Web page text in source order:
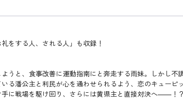
をする人、される人」も収録！
うと、食事改善に運動指南にと奔走する雨妹。しかし
る潘公主と利民が心を通わせられるよう、恋のキュー
に戦場を駆け回り、さらには黄県主と直接対決へ――！？